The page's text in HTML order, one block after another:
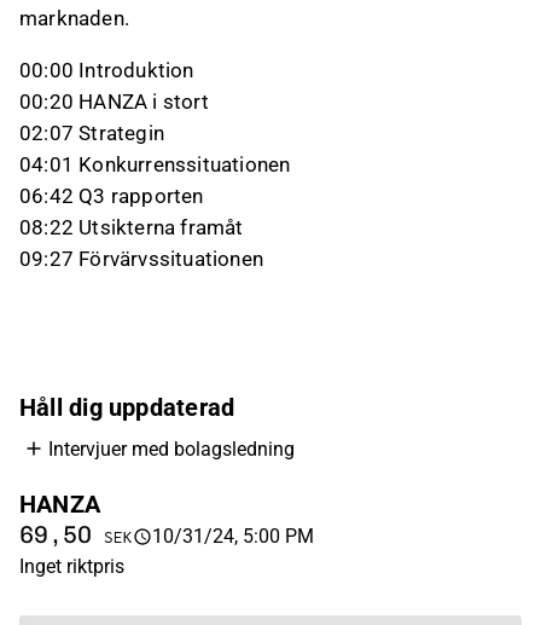
marknaden.
00:00 Introduktion
00:20 HANZA i stort
02:07 Strategin
04:01 Konkurrenssituationen
06:42 Q3 rapporten
08:22 Utsikterna framåt
09:27 Förvärvssituationen
Håll dig uppdaterad
Intervjuer med bolagsledning
HANZA
69,50 SEK
10/31/24, 5:00 PM
Inget riktpris